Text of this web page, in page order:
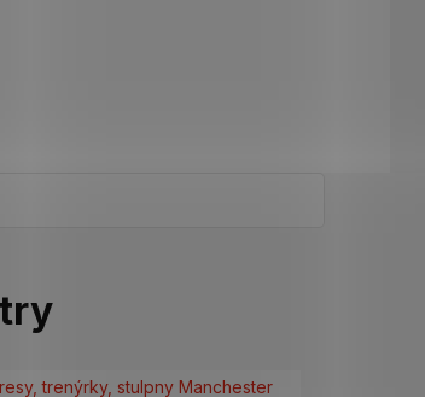
trenýrky, stulpny Manchester